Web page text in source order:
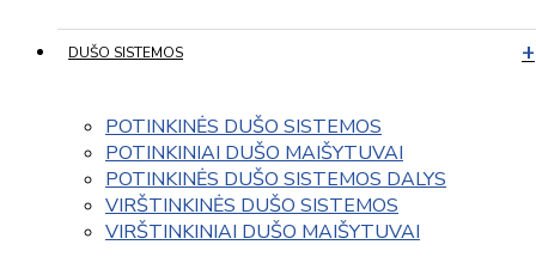
DUŠO SISTEMOS
POTINKINĖS DUŠO SISTEMOS
POTINKINIAI DUŠO MAIŠYTUVAI
POTINKINĖS DUŠO SISTEMOS DALYS
VIRŠTINKINĖS DUŠO SISTEMOS
VIRŠTINKINIAI DUŠO MAIŠYTUVAI